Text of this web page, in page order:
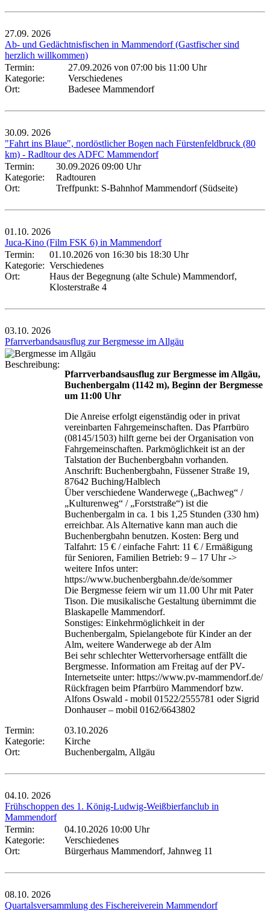
27.09. 2026
Ab- und Gedächtnisfischen in Mammendorf (Gastfischer sind
herzlich willkommen)
Termin:
27.09.2026 von 07:00 bis 11:00 Uhr
Kategorie:
Verschiedenes
Ort:
Badesee Mammendorf
30.09. 2026
"Fahrt ins Blaue", nordöstlicher Bogen nach Fürstenfeldbruck (80
km) - Radltour des ADFC Mammendorf
Termin:
30.09.2026 09:00 Uhr
Kategorie:
Radtouren
Ort:
Treffpunkt: S-Bahnhof Mammendorf (Südseite)
01.10. 2026
Juca-Kino (Film FSK 6) in Mammendorf
Termin:
01.10.2026 von 16:30 bis 18:30 Uhr
Kategorie: Verschiedenes
Ort:
Haus der Begegnung (alte Schule) Mammendorf,
Klosterstraße 4
03.10. 2026
Pfarrverbandsausflug zur Bergmesse im Allgäu
Beschreibung:
Pfarrverbandsausflug zur Bergmesse im Allgäu,
Buchenbergalm (1142 m), Beginn der Bergmesse
um 11:00 Uhr
Die Anreise erfolgt eigenständig oder in privat
vereinbarten Fahrgemeinschaften. Das Pfarrbüro
(08145/1503) hilft gerne bei der Organisation von
Fahrgemeinschaften. Parkmöglichkeit ist an der
Talstation der Buchenbergbahn vorhanden.
Anschrift: Buchenbergbahn, Füssener Straße 19,
87642 Buching/Halblech
Über verschiedene Wanderwege („Bachweg“ /
„Kulturenweg“ / „Forststraße“) ist die
Buchenbergalm in ca. 1 bis 1,25 Stunden (330 hm)
erreichbar. Als Alternative kann man auch die
Buchenbergbahn benutzen. Kosten: Berg und
Talfahrt: 15 € / einfache Fahrt: 11 € / Ermäßigung
für Senioren, Familien Betrieb: 9 – 17 Uhr ->
weitere Infos unter:
https://www.buchenbergbahn.de/de/sommer
Die Bergmesse feiern wir um 11.00 Uhr mit Pater
Tison. Die musikalische Gestaltung übernimmt die
Blaskapelle Mammendorf.
Sonstiges: Einkehrmöglichkeit in der
Buchenbergalm, Spielangebote für Kinder an der
Alm, weitere Wanderwege ab der Alm
Bei sehr schlechter Wettervorhersage entfällt die
Bergmesse. Information am Freitag auf der PV-
Internetseite unter: https://www.pv-mammendorf.de/
Rückfragen beim Pfarrbüro Mammendorf bzw.
Alfons Oswald - mobil 01522/2555781 oder Sigrid
Donhauser – mobil 0162/6643802
Termin:
03.10.2026
Kategorie:
Kirche
Ort:
Buchenbergalm, Allgäu
04.10. 2026
Frühschoppen des 1. König-Ludwig-Weißbierfanclub in
Mammendorf
Termin:
04.10.2026 10:00 Uhr
Kategorie:
Verschiedenes
Ort:
Bürgerhaus Mammendorf, Jahnweg 11
08.10. 2026
Quartalsversammlung des Fischereiverein Mammendorf